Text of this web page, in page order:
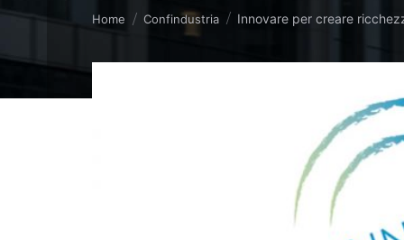
Tu sei qui:
Home Confindustria Innovare per creare